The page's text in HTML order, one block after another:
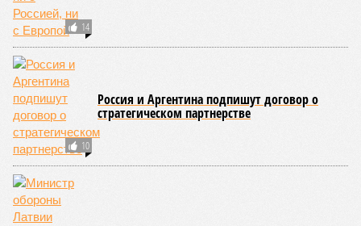
ограничения продолжительности жизни».
Причина ясна, но будущее в тумане
Получается, что бедная несчастная печень, вынужденная
переваривать вредную пищу и прочий алкоголь на
ежедневной основе, могла бы прожить десятки тысяч лет!
А вот мозг, от которого эта печень полностью зависит, – нет.
Согласно сколковской модели повреждение одних только
нейронов сокращает среднюю продолжительность жизни
до 194 лет, а повреждение клеток сердечной мышцы – до
208 лет. Эти результаты заставляют усомниться в мечтах
энтузиастов долголетия, таких как биохакер Брайан
Джонсон, который ежегодно тратит миллионы долларов на